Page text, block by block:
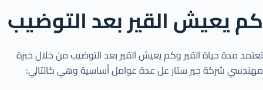
كم يعيش القير بعد التوضيب
تعتمد مدة حياة القير وكم يعيش القير بعد التوضيب من خلال خبرة
مهندسي شركة جير ستار عل عدة عوامل أساسية وهي كالتالي: